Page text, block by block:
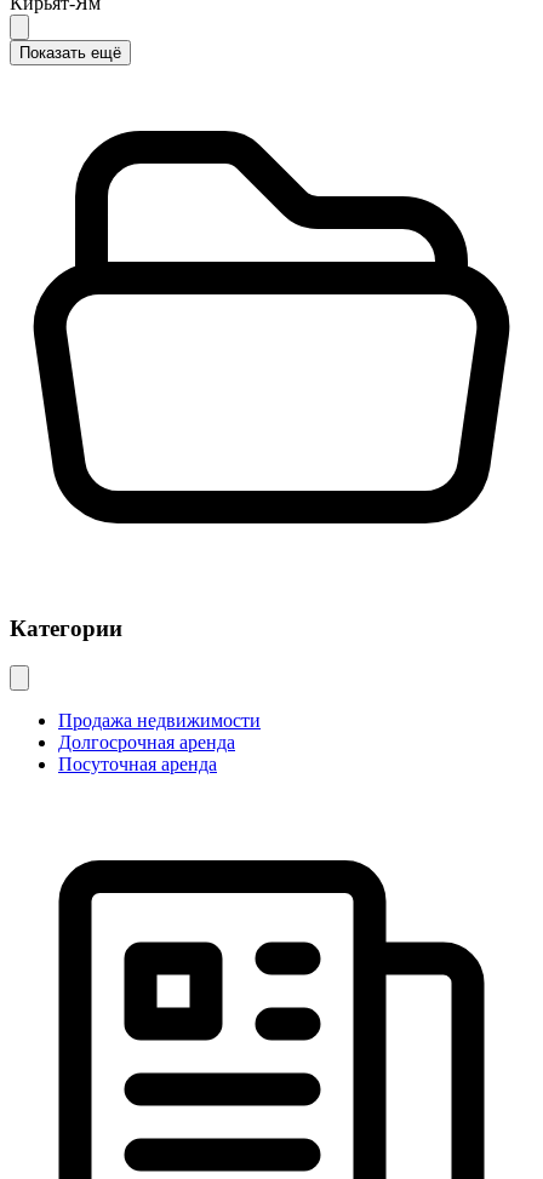
Показать ещё
Категории
Продажа недвижимости
Долгосрочная аренда
Посуточная аренда